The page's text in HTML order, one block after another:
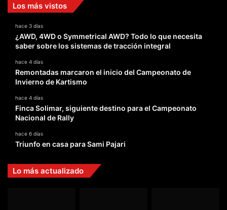
Los más vistos
hace 3 días
¿AWD, 4WD o Symmetrical AWD? Todo lo que necesita
saber sobre los sistemas de tracción integral
hace 4 días
Remontadas marcaron el inicio del Campeonato de
Invierno de Kartismo
hace 4 días
Finca Solimar, siguiente destino para el Campeonato
Nacional de Rally
hace 6 días
Triunfo en casa para Sami Pajari
Lo más actualizado